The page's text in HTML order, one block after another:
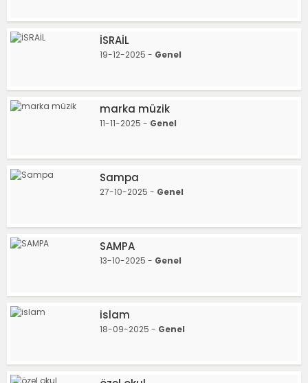
İSRAİL
19-12-2025 - Genel
marka müzik
11-11-2025 - Genel
Sampa
27-10-2025 - Genel
SAMPA
13-10-2025 - Genel
islam
18-09-2025 - Genel